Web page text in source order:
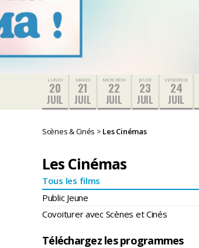
LUNDI
20
JUIL
MARDI
21
JUIL
MERCREDI
22
JUIL
JEUDI
23
JUIL
VENDREDI
24
JUIL
Scènes & Cinés > Les Cinémas
Les Cinémas
Tous les films
Public Jeune
Covoiturer avec Scènes et Cinés
Téléchargez les programmes